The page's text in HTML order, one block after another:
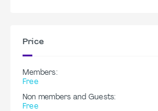
Price
Members:
Free
Non members and Guests:
Free